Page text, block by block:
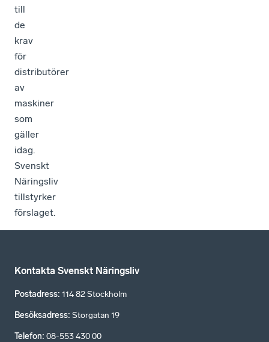
till
de
krav
för
distributörer
av
maskiner
som
gäller
idag.
Svenskt
Näringsliv
tillstyrker
förslaget.
Kontakta Svenskt Näringsliv
Postadress: 114 82 Stockholm
Besöksadress: Storgatan 19
Telefon: 08-553 430 00